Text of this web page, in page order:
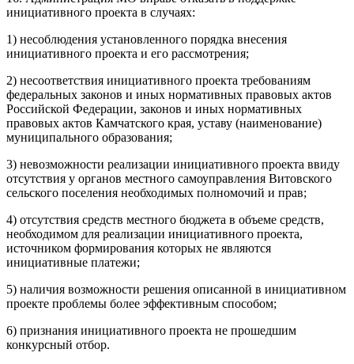
инициативного проекта в случаях:
1) несоблюдения установленного порядка внесения
инициативного проекта и его рассмотрения;
2) несоответствия инициативного проекта требованиям
федеральных законов и иных нормативных правовых актов
Российской Федерации, законов и иных нормативных
правовых актов Камчатского края, уставу (наименование)
муниципального образования;
3) невозможности реализации инициативного проекта ввиду
отсутствия у органов местного самоуправления Витовского
сельского поселения необходимых полномочий и прав;
4) отсутствия средств местного бюджета в объеме средств,
необходимом для реализации инициативного проекта,
источником формирования которых не являются
инициативные платежи;
5) наличия возможности решения описанной в инициативном
проекте проблемы более эффективным способом;
6) признания инициативного проекта не прошедшим
конкурсный отбор.